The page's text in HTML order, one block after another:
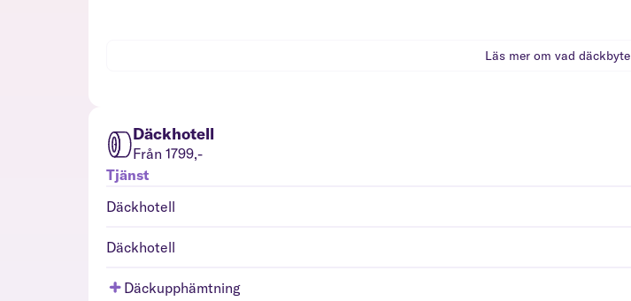
Läs mer om vad däckbyte
Däckhotell
Från 1799,-
Tjänst
Däckhotell
Däckhotell
Däckupphämtning